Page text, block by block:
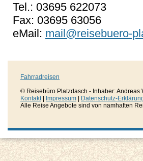
Tel.: 03695 622073
Fax: 03695 63056
eMail: mail@reisebuero-
Fahrradreisen
© Reisebüro Platzdasch - Inhaber:
Kontakt| Impressum
Datenschutz-
Alle Reise Angebote sind von namhaften